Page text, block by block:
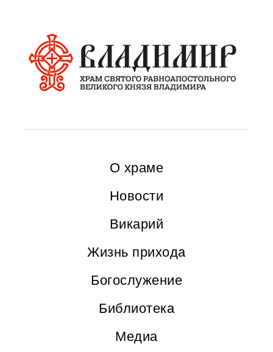
О храме
Новости
Викарий
Жизнь прихода
Богослужение
Библиотека
Медиа